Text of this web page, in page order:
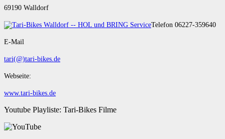
69190 Walldorf
Telefon 06227-359640
E-Mail
tari(@)tari-bikes.de
Webseite:
www.tari-bikes.de
Youtube Playliste: Tari-Bikes Filme